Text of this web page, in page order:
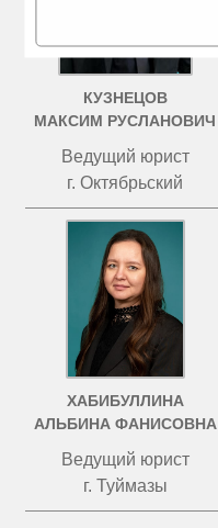
КУЗНЕЦОВ
МАКСИМ РУСЛАНОВИЧ
Ведущий юрист
г. Октябрьский
ХАБИБУЛЛИНА
АЛЬБИНА ФАНИСОВНА
Ведущий юрист
г. Туймазы